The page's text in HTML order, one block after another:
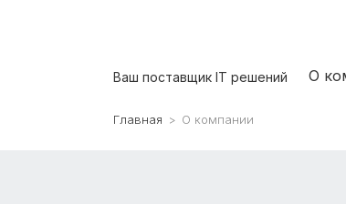
Ваш поставщик IT решений О
Главная > О компании